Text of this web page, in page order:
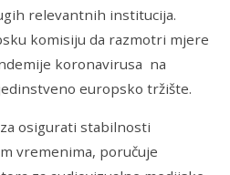
relevantnih institucija.
komisiju da razmotri mjere
koronavirusa na
europsko tržište.
osigurati stabilnosti
vremenima, poručuje